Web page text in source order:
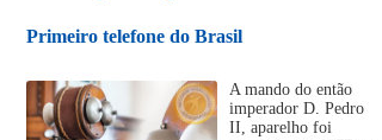
Primeiro telefone do Brasil
A mando do então
imperador D. Pedro
II, aparelho foi